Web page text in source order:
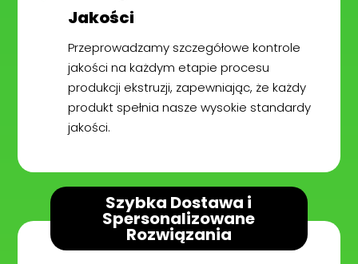
Jakości
Przeprowadzamy szczegółowe kontrole
jakości na każdym etapie procesu
produkcji ekstruzji, zapewniając, że każdy
produkt spełnia nasze wysokie standardy
jakości.
Szybka Dostawa i
Spersonalizowane
Rozwiązania